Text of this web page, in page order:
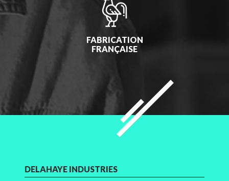
FABRICATION
FRANÇAISE
DELAHAYE INDUSTRIES